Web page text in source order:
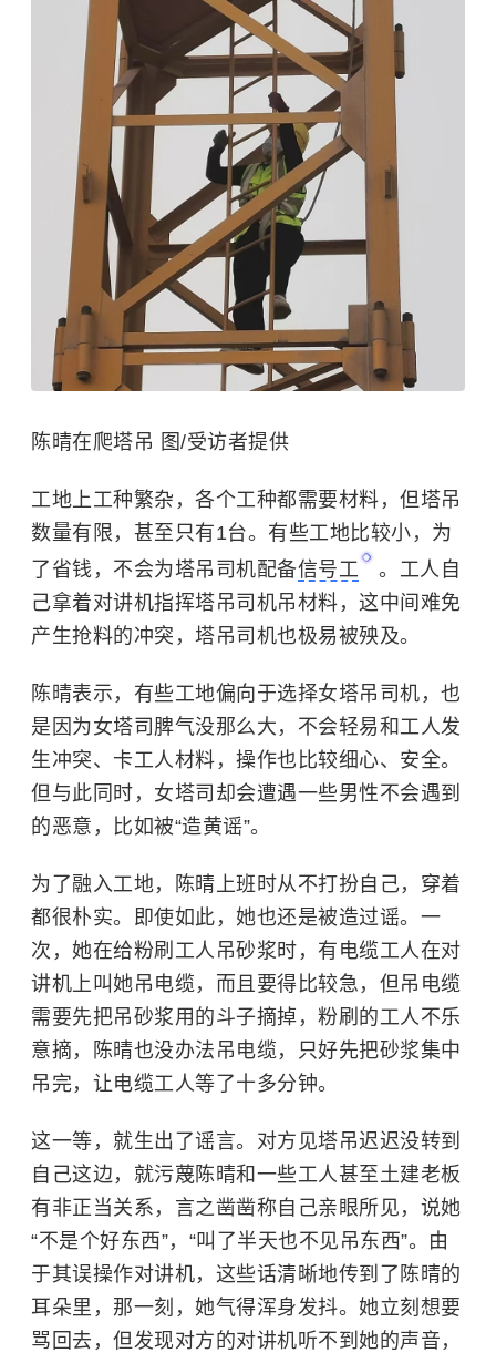
陈晴在爬塔吊 图/受访者提供
工地上工种繁杂，各个工种都需要材料，但塔吊
数量有限，甚至只有1台。有些工地比较小，为
了省钱，不会为塔吊司机配备信号工
。工人自
己拿着对讲机指挥塔吊司机吊材料，这中间难免
产生抢料的冲突，塔吊司机也极易被殃及。
陈晴表示，有些工地偏向于选择女塔吊司机，也
是因为女塔司脾气没那么大，不会轻易和工人发
生冲突、卡工人材料，操作也比较细心、安全。
但与此同时，女塔司却会遭遇一些男性不会遇到
的恶意，比如被“造黄谣”。
为了融入工地，陈晴上班时从不打扮自己，穿着
都很朴实。即使如此，她也还是被造过谣。一
次，她在给粉刷工人吊砂浆时，有电缆工人在对
讲机上叫她吊电缆，而且要得比较急，但吊电缆
需要先把吊砂浆用的斗子摘掉，粉刷的工人不乐
意摘，陈晴也没办法吊电缆，只好先把砂浆集中
吊完，让电缆工人等了十多分钟。
这一等，就生出了谣言。对方见塔吊迟迟没转到
自己这边，就污蔑陈晴和一些工人甚至土建老板
有非正当关系，言之凿凿称自己亲眼所见，说她
“不是个好东西”，“叫了半天也不见吊东西”。由
于其误操作对讲机，这些话清晰地传到了陈晴的
耳朵里，那一刻，她气得浑身发抖。她立刻想要
骂回去，但发现对方的对讲机听不到她的声音，